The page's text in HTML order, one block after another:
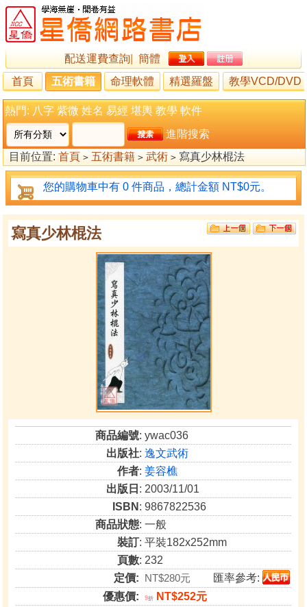
配送運費查詢
簡體
首頁
五術書籍 命理軟體 精選羅盤 教學VCD/DVD
熱門: 八字 紫微 姓名 易經 堪輿 教學 軟件
進階搜索
目前位置: 首頁 > 五術書籍 > 武術 > 寫真少林棍法
您的購物車中有 0 件商品，總計金額 NT$0元。
寫真少林棍法
商品編號: ywac036
出版社:逸文武術
作者:姜容樵
出版日 : 2003/11/01
ISBN : 9867822536
商品狀態: 一般
裝訂: 平裝182x252mm
頁數: 232
定價: NT$280元
匯率參考:
優惠價:
9折
NT$252元